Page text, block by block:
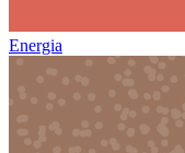
Energia